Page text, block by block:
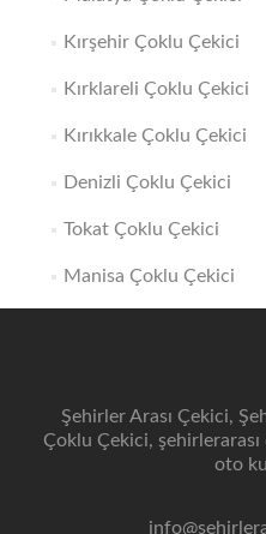
Kırşehir Çoklu Çekici
Kırklareli Çoklu Çekici
Kırıkkale Çoklu Çekici
Denizli Çoklu Çekici
Tokat Çoklu Çekici
Manisa Çoklu Çekici
Şehirler Arası Çekici,
Çoklu Çekici,
oto